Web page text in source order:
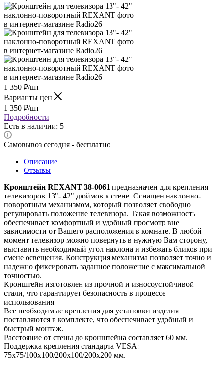
1 350 ₽/шт
Варианты цен
1 350 ₽/шт
Подробности
Есть в наличии: 5
Самовывоз сегодня - бесплатно
Описание
Отзывы
Кронштейн REXANT 38-0061 предназначен для крепления
телевизоров 13"- 42" дюймов к стене. Оснащен наклонно-
поворотным механизмом, который позволяет свободно
регулировать положение телевизора. Такая возможность
обеспечивает комфортный и удобный просмотр вне
зависимости от Вашего расположения в комнате. В любой
момент телевизор можно повернуть в нужную Вам сторону,
выставить необходимый угол наклона и избежать бликов при
смене освещения. Конструкция механизма позволяет точно и
надежно фиксировать заданное положение с максимальной
точностью.
Кронштейн изготовлен из прочной и износоустойчивой
стали, что гарантирует безопасность в процессе
использования.
Все необходимые крепления для установки изделия
поставляются в комплекте, что обеспечивает удобный и
быстрый монтаж.
Расстояние от стены до кронштейна составляет 60 мм.
Поддержка крепления стандарта VESA:
75x75/100x100/200х100/200х200 мм.